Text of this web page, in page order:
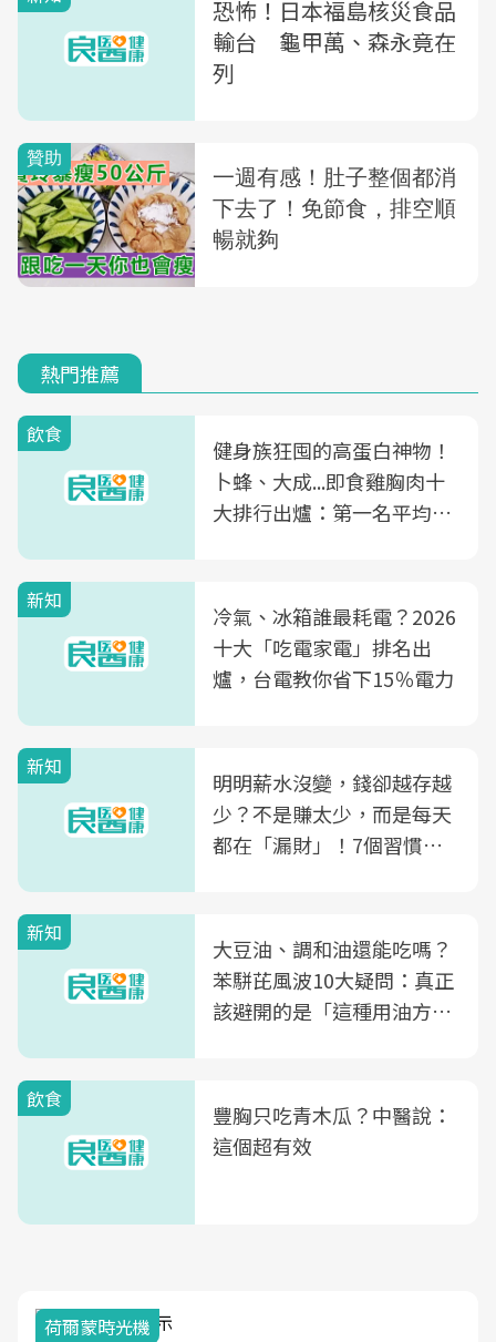
恐怖！日本福島核災食品
輸台 龜甲萬、森永竟在
列
熱門推薦
飲食
健身族狂囤的高蛋白神物！
卜蜂、大成...即食雞胸肉十
大排行出爐：第一名平均一
新知
冷氣、冰箱誰最耗電？2026
十大「吃電家電」排名出
爐，台電教你省下15％電力
新知
明明薪水沒變，錢卻越存越
少？不是賺太少，而是每天
都在「漏財」！7個習慣一
新知
大豆油、調和油還能吃嗎？
苯駢芘風波10大疑問：真正
該避開的是「這種用油方
飲食
豐胸只吃青木瓜？中醫說：
這個超有效
荷爾蒙時光機